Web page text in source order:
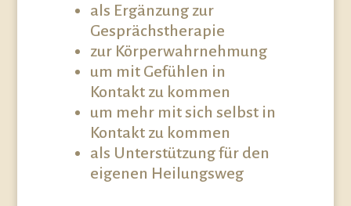
als Ergänzung zur
Gesprächstherapie
zur Körperwahrnehmung
um mit Gefühlen in
Kontakt zu kommen
um mehr mit sich selbst in
Kontakt zu kommen
als Unterstützung für den
eigenen Heilungsweg